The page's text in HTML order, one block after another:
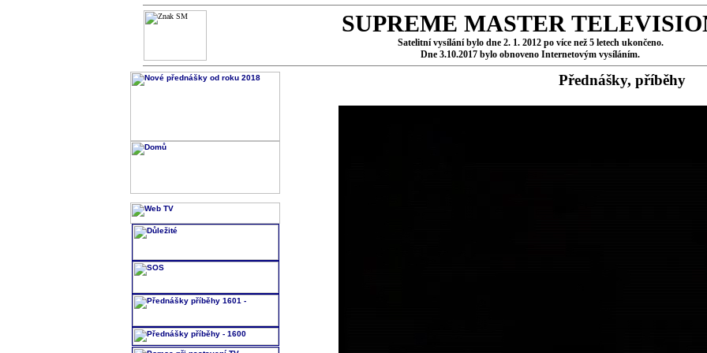
SUPREME MASTER
Satelitní vysílání bylo dne 2. 1. 2012 po více než 5 letech ukončeno.
Dne 3.10.2017 bylo obnoveno Internetovým vysíláním.
Přednášky, příběhy